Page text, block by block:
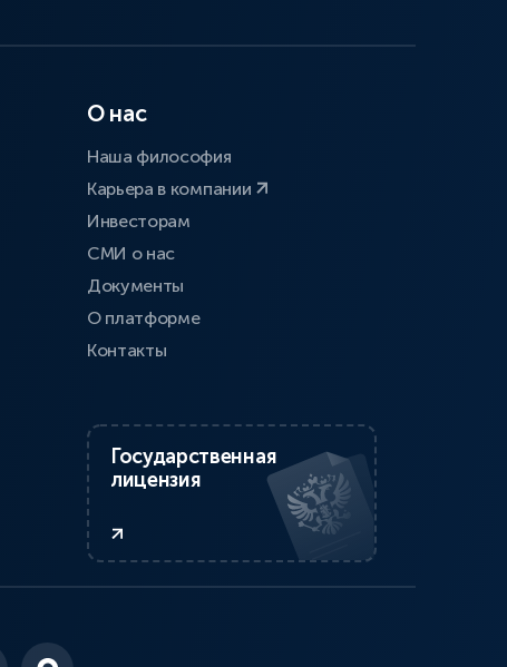
О нас
Наша философия
Карьера в компании
Инвесторам
СМИ о нас
Документы
О платформе
Контакты
Государственная
лицензия